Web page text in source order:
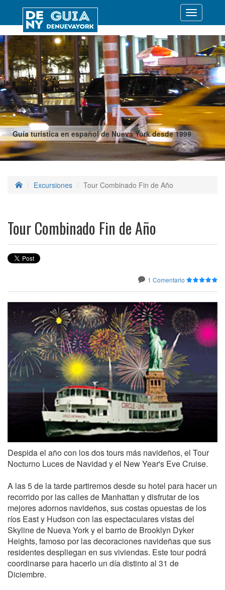
Guía turística en español de Nueva York desde 1999
Desplegar
Excursiones Tour Combinado Fin de Año
Tour Combinado Fin de Año
1 Comentario
Despida el año con los dos tours más navideños, el Tour
Nocturno Luces de Navidad y el New Year's Eve Cruise.
A las 5 de la tarde partiremos desde su hotel para hacer un
recorrido por las calles de Manhattan y disfrutar de los
mejores adornos navideños, sus costas opuestas de los
ríos East y Hudson con las espectaculares vistas del
Skyline de Nueva York y el barrio de Brooklyn Dyker
Heights, famoso por las decoraciones navideñas que sus
residentes despliegan en sus viviendas. Este tour podrá
coordinarse para hacerlo un día distinto al 31 de
Diciembre.